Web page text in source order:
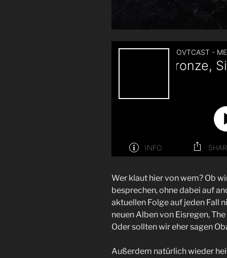
Wer klaut hier von wem? Ob
besprechen, ohne dabei auf
aktuellen Folge auf jeden Fall
neuen Alben von Eisregen,
Oder sollten wir eher sagen
Außerdem natürlich wieder